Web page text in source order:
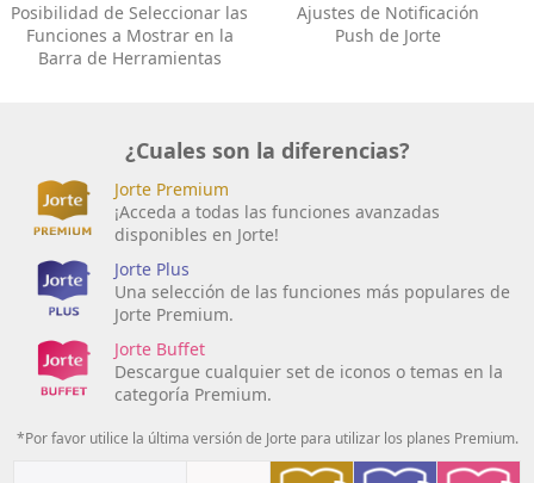
Posibilidad de Seleccionar las
Funciones a Mostrar en la
Barra de Herramientas
Ajustes de Notificación
Push de Jorte
¿Cuales son la diferencias?
Jorte Premium
¡Acceda a todas las funciones avanzadas
disponibles en Jorte!
Jorte Plus
Una selección de las funciones más populares de
Jorte Premium.
Jorte Buffet
Descargue cualquier set de iconos o temas en la
categoría Premium.
*Por favor utilice la última versión de Jorte para utilizar los planes Premium.